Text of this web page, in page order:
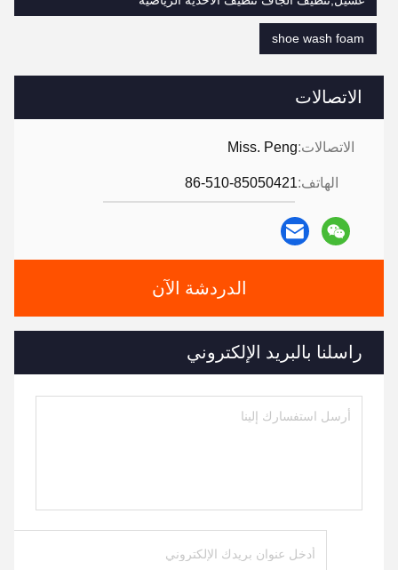
الاتصالات
الاتصالات:Miss. Peng
الهاتف:86-510-85050421
الدردشة الآن
راسلنا بالبريد الإلكتروني
shoe wash foam